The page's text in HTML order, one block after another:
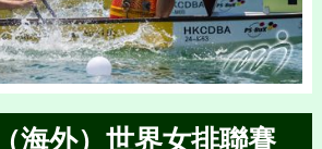
海外）世界女排聯賽